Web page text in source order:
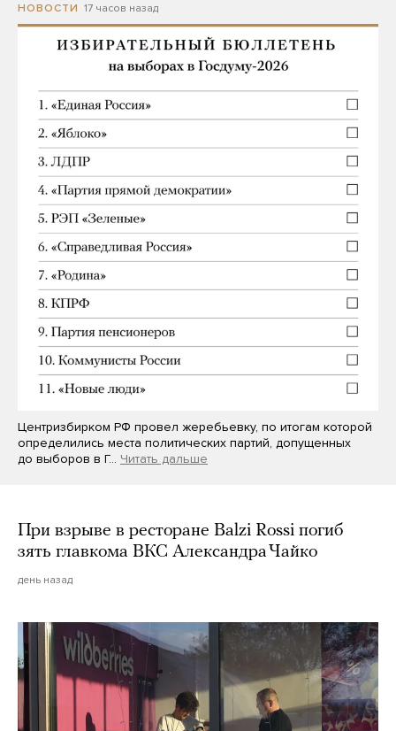
НОВОСТИ 17 часов назад
Центризбирком РФ провел жеребьевку, по итогам которой
определились места политических партий, допущенных
до выборов в Г… Читать дальше
При взрыве в ресторане Balzi Rossi погиб
зять главкома ВКС Александра Чайко
день назад